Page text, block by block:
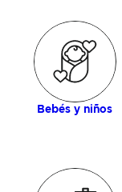
Bebés y niños